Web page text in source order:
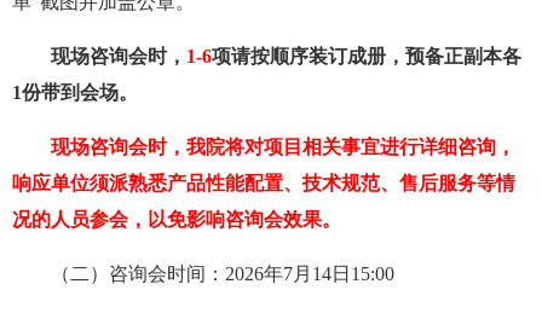
现场咨询会时， 1-6项请按顺序装订成册，预备正副本各
1份带到会场。
现场咨询会时，我院将对项目相关事宜进行详细咨询，
响应单位须派熟悉产品性能配置、技术规范、售后服务等情
况的人员参会，以免影响咨询会效果。
（二）咨询会时间： 2026年7月 14日 15:00